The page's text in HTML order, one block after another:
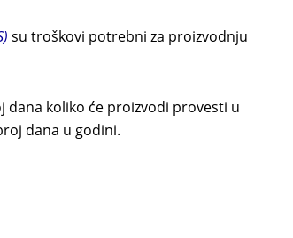
su troškovi potrebni za proizvodnju
dana koliko će proizvodi provesti u
dana u godini.